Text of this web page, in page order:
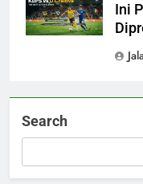
Ini
Search